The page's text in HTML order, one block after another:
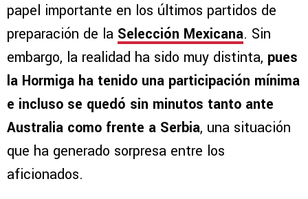
papel importante en los últimos partidos de
preparación de la Selección Mexicana. Sin
embargo, la realidad ha sido muy distinta, pues
la Hormiga ha tenido una participación mínima
e incluso se quedó sin minutos tanto ante
Australia como frente a Serbia, una situación
que ha generado sorpresa entre los
aficionados.